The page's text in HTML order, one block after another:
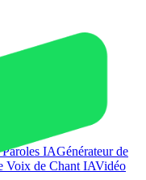
IAGénérateur de
Voix de Chant IAVidéo